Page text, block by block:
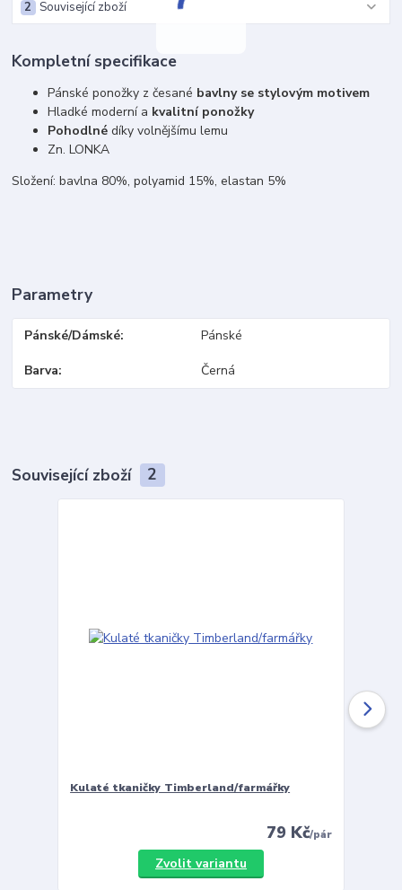
Související zboží
2
Kompletní specifikace
Pánské ponožky z česané bavlny se stylovým motivem
Hladké moderní a kvalitní ponožky
Pohodlné díky volnějšímu lemu
Zn. LONKA
Složení: bavlna 80%, polyamid 15%, elastan 5%
Parametry
Pánské/Dámské Pánské
Barva Černá
Související zboží 2
Kulaté tkaničky Timberland/farmářky
79 Kč/pár
Zvolit variantu